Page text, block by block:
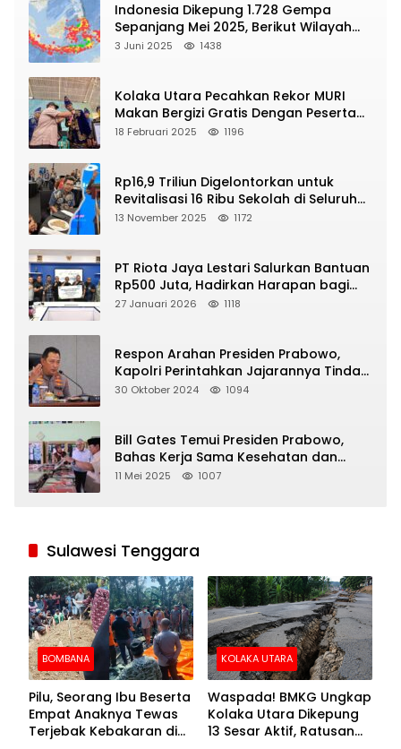
Indonesia Dikepung 1.728 Gempa
Sepanjang Mei 2025, Berikut Wilayah
Yang Intens Diguncang!
3 Juni 2025 1438
Kolaka Utara Pecahkan Rekor MURI
Makan Bergizi Gratis Dengan Peserta
Terbanyak
18 Februari 2025 1196
Rp16,9 Triliun Digelontorkan untuk
Revitalisasi 16 Ribu Sekolah di Seluruh
Indonesia
13 November 2025 1172
PT Riota Jaya Lestari Salurkan Bantuan
Rp500 Juta, Hadirkan Harapan bagi
Korban Bencana di Sumatera
27 Januari 2026 1118
Respon Arahan Presiden Prabowo,
Kapolri Perintahkan Jajarannya Tindak
Tegas Pelaku Judi Online
30 Oktober 2024 1094
Bill Gates Temui Presiden Prabowo,
Bahas Kerja Sama Kesehatan dan
Program Makan Bergizi Gratis
11 Mei 2025 1007
Sulawesi Tenggara
BOMBANA
Pilu, Seorang Ibu Beserta
Empat Anaknya Tewas
Terjebak Kebakaran di
KOLAKA UTARA
Waspada! BMKG Ungkap
Kolaka Utara Dikepung
13 Sesar Aktif, Ratusan